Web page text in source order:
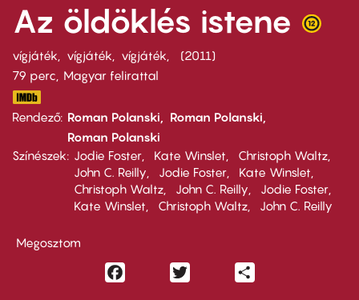
Az öldöklés istene
vígjáték vígjáték vígjáték
2011
79 perc,
Magyar felirattal
Rendező Roman Polanski
Roman Polanski
Roman Polanski
Színészek
Jodie Foster Kate Winslet
Christoph Waltz
John C. Reilly
Jodie Foster
Kate Winslet
Christoph Waltz
John C. Reilly
Jodie Foster
Kate Winslet
Christoph Waltz John C. Reilly
Megosztom
Facebook